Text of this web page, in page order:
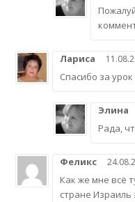
Лариса
Спасибо за урок
Элина
Рада,
Феликс
Как же мне всё
стране Израиль